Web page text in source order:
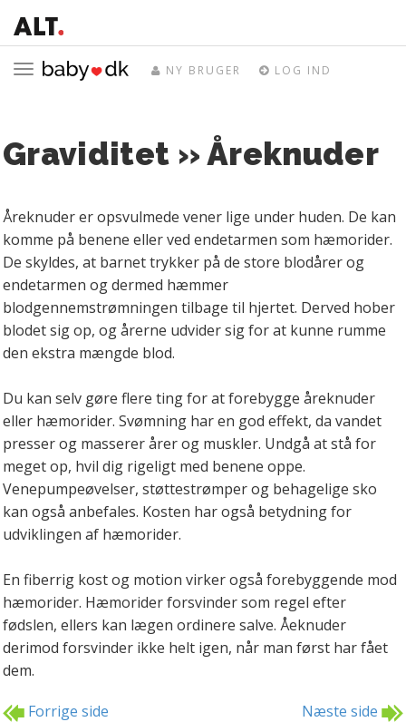
Toggle
NY BRUGER LOG IND
Graviditet » Åreknuder
Åreknuder er opsvulmede vener lige under huden. De kan
komme på benene eller ved endetarmen som hæmorider.
De skyldes, at barnet trykker på de store blodårer og
endetarmen og dermed hæmmer
blodgennemstrømningen tilbage til hjertet. Derved hober
blodet sig op, og årerne udvider sig for at kunne rumme
den ekstra mængde blod.
Du kan selv gøre flere ting for at forebygge åreknuder
eller hæmorider. Svømning har en god effekt, da vandet
presser og masserer årer og muskler. Undgå at stå for
meget op, hvil dig rigeligt med benene oppe.
Venepumpeøvelser, støttestrømper og behagelige sko
kan også anbefales. Kosten har også betydning for
udviklingen af hæmorider.
En fiberrig kost og motion virker også forebyggende mod
hæmorider. Hæmorider forsvinder som regel efter
fødslen, ellers kan lægen ordinere salve. Åeknuder
derimod forsvinder ikke helt igen, når man først har fået
dem.
Forrige side Næste side